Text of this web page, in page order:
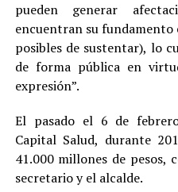
pueden generar
encuentran su fundamento
posibles de sustentar), lo
de forma pública en
expresión”.
El pasado el 6 de
Capital Salud, durante
41.000 millones de pesos,
secretario y el alcalde.